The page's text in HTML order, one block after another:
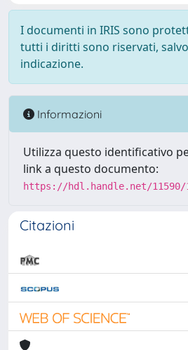
I documenti in IRIS sono
tutti i diritti sono riservati,
indicazione.
Informazioni
Utilizza questo identificativo
link a questo documento:
https://hdl.handle.net/11590/
Citazioni